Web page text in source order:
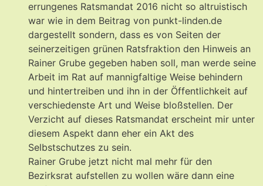
errungenes Ratsmandat 2016 nicht so altruistisch
war wie in dem Beitrag von punkt-linden.de
dargestellt sondern, dass es von Seiten der
seinerzeitigen grünen Ratsfraktion den Hinweis an
Rainer Grube gegeben haben soll, man werde seine
Arbeit im Rat auf mannigfaltige Weise behindern
und hintertreiben und ihn in der Öffentlichkeit auf
verschiedenste Art und Weise bloßstellen. Der
Verzicht auf dieses Ratsmandat erscheint mir unter
diesem Aspekt dann eher ein Akt des
Selbstschutzes zu sein.
Rainer Grube jetzt nicht mal mehr für den
Bezirksrat aufstellen zu wollen wäre dann eine